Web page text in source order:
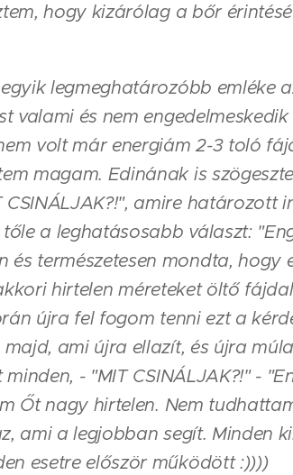
hogy kizárólag a bőr
legmeghatározóbb emléke
valami és nem
volt már energiám 2-3 toló
magam. Edinának is
CSINÁLJAK?!", amire határozott
a leghatásosabb választ:
természetesen mondta, hogy
hirtelen méreteket öltő
újra fel fogom tenni ezt a
ami újra ellazít, és újra
- "MIT CSINÁLJAK?!" -
Őt nagy hirtelen. Nem
ami a legjobban segít. Minden
esetre először működött :))))